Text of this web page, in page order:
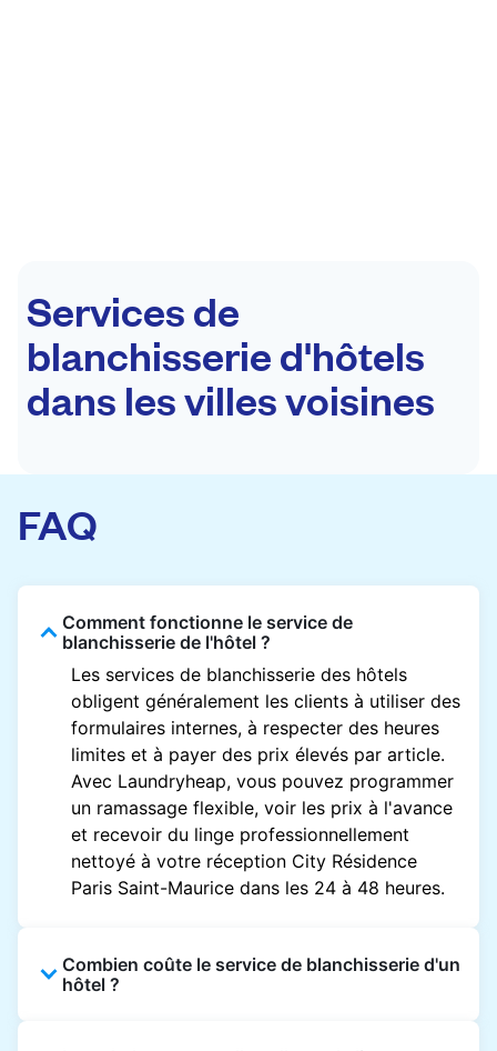
Services de
blanchisserie d'hôtels
dans les villes voisines
FAQ
Comment fonctionne le service de
blanchisserie de l'hôtel ?
Les services de blanchisserie des hôtels
obligent généralement les clients à utiliser des
formulaires internes, à respecter des heures
limites et à payer des prix élevés par article.
Avec Laundryheap, vous pouvez programmer
un ramassage flexible, voir les prix à l'avance
et recevoir du linge professionnellement
nettoyé à votre réception City Résidence
Paris Saint-Maurice dans les 24 à 48 heures.
Combien coûte le service de blanchisserie d'un
hôtel ?